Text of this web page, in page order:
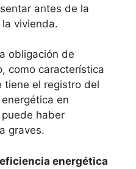
antes de la
vivienda.
obligación de
como característica
tiene el registro del
en
haber
graves.
energética